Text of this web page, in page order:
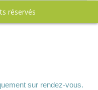
réservés
sur rendez-vous.